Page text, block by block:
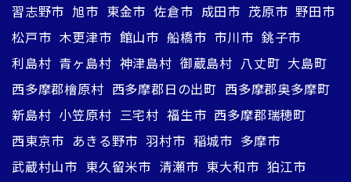
習志野市 旭市 東金市 佐倉市 成田市 茂原市 野田市
松戸市 木更津市 館山市 船橋市 市川市 銚子市
利島村 青ヶ島村 神津島村 御蔵島村 八丈町 大島町
西多摩郡檜原村 西多摩郡日の出町 西多摩郡奥多摩町
新島村 小笠原村 三宅村 福生市 西多摩郡瑞穂町
西東京市 あきる野市 羽村市 稲城市 多摩市
武蔵村山市 東久留米市 清瀬市 東大和市 狛江市